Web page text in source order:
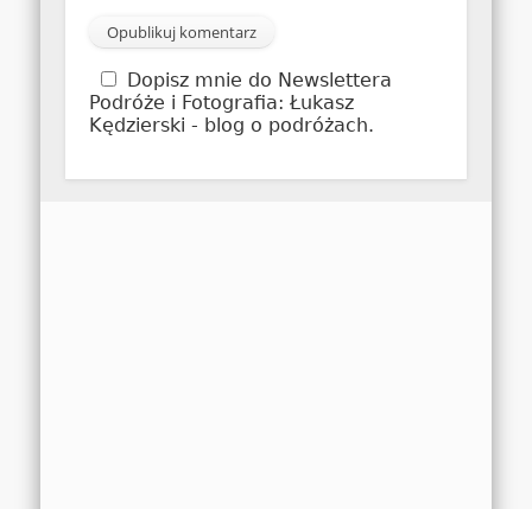
Dopisz mnie do Newslettera
Podróże i Fotografia: Łukasz
Kędzierski - blog o podróżach.